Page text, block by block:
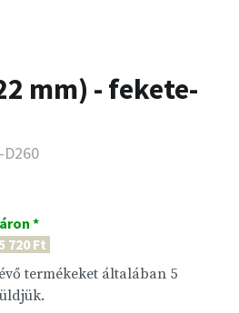
mm) - fekete-
D260
*
720 Ft
termékeket általában 5